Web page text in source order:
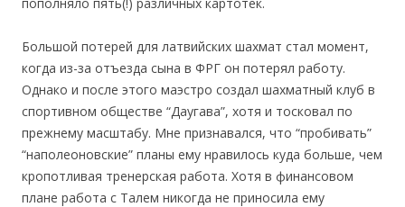
Большой потерей для латвийских шахмат стал момент,
когда из-за отъезда сына в ФРГ он потерял работу.
Однако и после этого маэстро создал шахматный клуб в
спортивном обществе “Даугава”, хотя и тосковал по
прежнему масштабу. Мне признавался, что “пробивать”
“наполеоновские” планы ему нравилось куда больше, чем
кропотливая тренерская работа. Хотя в финансовом
плане работа с Талем никогда не приносила ему